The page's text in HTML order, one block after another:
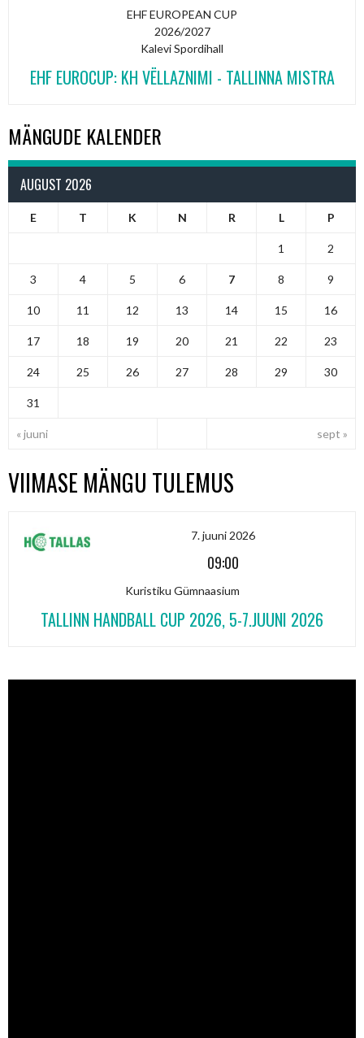
EHF EUROPEAN CUP
2026/2027
Kalevi Spordihall
EHF EUROCUP: KH VËLLAZNIMI - TALLINNA MISTRA
MÄNGUDE KALENDER
AUGUST 2026
E T K N R L P
« juuni sept »
1 2
3 4 5 6 7 8 9
10 11 12 13 14 15 16
17 18 19 20 21 22 23
24 25 26 27 28 29 30
31
VIIMASE MÄNGU TULEMUS
7. juuni 2026
09:00
Kuristiku Gümnaasium
TALLINN HANDBALL CUP 2026, 5-7.JUUNI 2026